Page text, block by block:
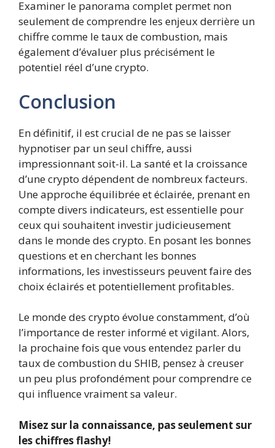
Examiner le panorama complet permet non
seulement de comprendre les enjeux derrière un
chiffre comme le taux de combustion, mais
également d’évaluer plus précisément le
potentiel réel d’une crypto.
Conclusion
En définitif, il est crucial de ne pas se laisser
hypnotiser par un seul chiffre, aussi
impressionnant soit-il. La santé et la croissance
d’une crypto dépendent de nombreux facteurs.
Une approche équilibrée et éclairée, prenant en
compte divers indicateurs, est essentielle pour
ceux qui souhaitent investir judicieusement
dans le monde des crypto. En posant les bonnes
questions et en cherchant les bonnes
informations, les investisseurs peuvent faire des
choix éclairés et potentiellement profitables.
Le monde des crypto évolue constamment, d’où
l’importance de rester informé et vigilant. Alors,
la prochaine fois que vous entendez parler du
taux de combustion du SHIB, pensez à creuser
un peu plus profondément pour comprendre ce
qui influence vraiment sa valeur.
Misez sur la connaissance, pas seulement sur
les chiffres flashy!